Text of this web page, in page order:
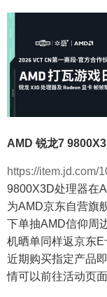
AMD 锐龙7
https://item.jd.com/
9800X3D处理器在
为AMD京东自营旗
下单抽AMD信仰周
机晒单同样返京东E
近期购买指定产品
情可以前往活动页面